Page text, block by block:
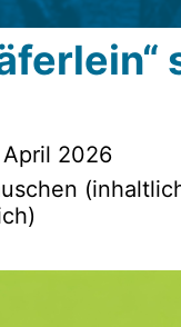
2026